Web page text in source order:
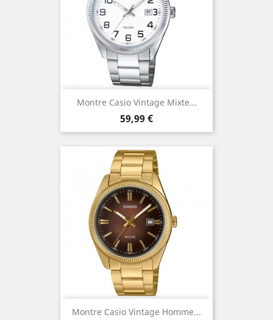
Montre Casio Vintage Mixte...
Prix
59,99 €
Montre Casio Vintage Homme...